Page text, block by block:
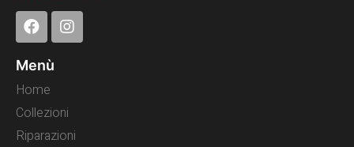
Menù
Home
Collezioni
Riparazioni